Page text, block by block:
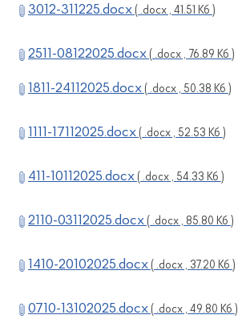
3012-311225.docx ( .docx , 41.51 Кб )
2511-08122025.docx ( .docx , 76.89 Кб )
1811-24112025.docx ( .docx , 50.38 Кб )
1111-17112025.docx ( .docx , 52.53 Кб )
411-10112025.docx ( .docx , 54.33 Кб )
2110-03112025.docx ( .docx , 85.80 Кб )
1410-20102025.docx ( .docx , 37.20 Кб )
0710-13102025.docx ( .docx , 49.80 Кб )